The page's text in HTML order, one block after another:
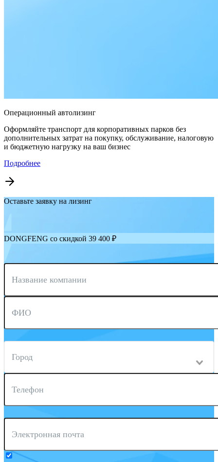
Операционный автолизинг
Оформляйте транспорт для корпоративных парков без
дополнительных затрат на покупку, обслуживание, налоговую
и бюджетную нагрузку на ваш бизнес
Подробнее
Оставьте заявку на лизинг
DONGFENG со скидкой 39 400 ₽
Название компании
ФИО
Город
Телефон
Электронная почта